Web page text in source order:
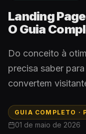
Landing
O Guia
Do conceito à
precisa saber
convertem
GUIA COMPLETO ·
01 de maio de 2026